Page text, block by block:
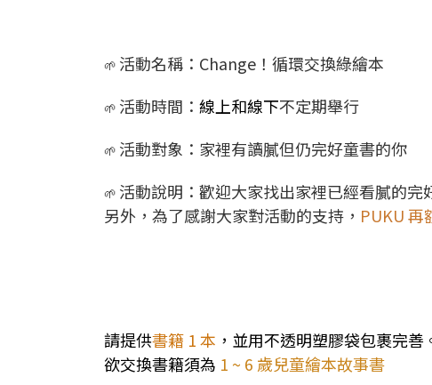
🌱 活動名稱：Change！循環交換綠繪本
🌱 活動時間： 線上和線下不定期舉行
🌱 活動對象：家裡有讀膩但仍完好童書的你
🌱 活動說明：歡迎大家找出家裡已經看膩的完
另外，為了感謝大家對活動的支持， PUKU 再
請提供書籍 1 本 ，並用不透明塑膠袋包裹完善
欲交換書籍須為 1 ~ 6 歲兒童繪本故事書